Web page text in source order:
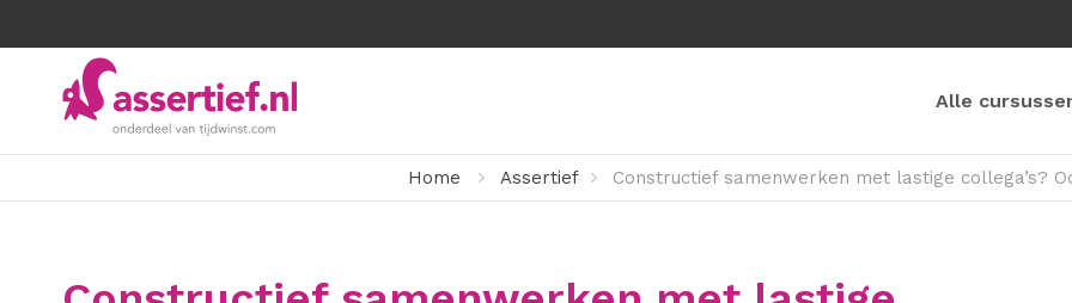
Alle
Home Assertief Constructief samenwerken met lastige collega’s?